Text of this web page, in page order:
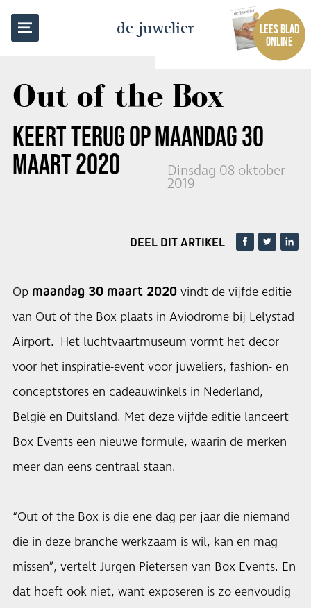
de juwelier
LEES BLAD
ONLINE
Out of the Box
KEERT TERUG OP MAANDAG30
MAART 2020
Dinsdag 08 oktober
2019
TERUG NAAR OVERZICHT
DEEL DIT ARTIKEL
Op maandag 30 maart 2020 vindt de vijfde editie
van Out of the Box plaats in Aviodrome bij Lelystad
Airport. Het luchtvaartmuseum vormt het decor
voor het inspiratie-event voor juweliers, fashion- en
conceptstores en cadeauwinkels in Nederland,
België en Duitsland. Met deze vijfde editie lanceert
Box Events een nieuwe formule, waarin de merken
meer dan eens centraal staan.
“Out of the Box is die ene dag per jaar die niemand
die in deze branche werkzaam is wil, kan en mag
missen”, vertelt Jurgen Pietersen van Box Events. En
dat hoeft ook niet, want exposeren is zo eenvoudig